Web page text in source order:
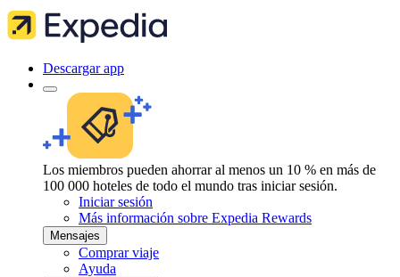
Descargar app
Los miembros pueden ahorrar al menos un 10 % en más de
100 000 hoteles de todo el mundo tras iniciar sesión.
Iniciar sesión
Más información sobre Expedia Rewards
Mensajes
Comprar viaje
Ayuda